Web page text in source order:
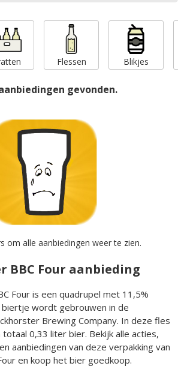
Flessen Blikjes
gevonden.
om alle aanbiedingen weer te zien.
BBC Four aanbieding
Four is een quadrupel met 11,5%
biertje wordt gebrouwen in de
Brewing Company. In deze fles
0,33 liter bier. Bekijk alle acties,
aanbiedingen van deze verpakking van
en koop het bier goedkoop.